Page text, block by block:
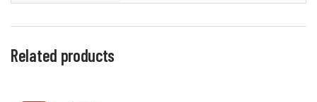
Related products